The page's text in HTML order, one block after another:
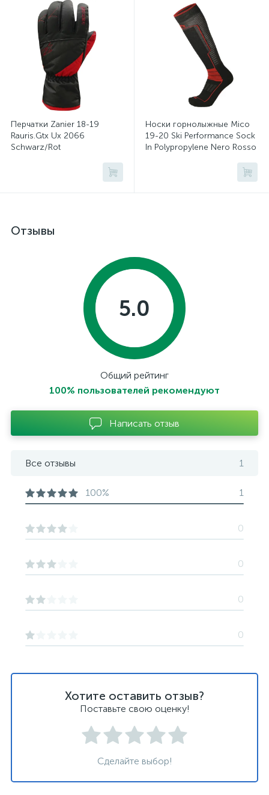
Перчатки Zanier 18-19
Rauris.Gtx Ux 2066
Schwarz/Rot
Носки горнолыжные Mico
19-20 Ski Performance Sock
In Polypropylene Nero Rosso
Отзывы
Хотите оставить отзыв?
Поставьте свою оценку!
Сделайте выбор!
5.0
Общий рейтинг
100% пользователей рекомендуют
Написать отзыв
Все отзывы 1
100% 1
0
0
0
0